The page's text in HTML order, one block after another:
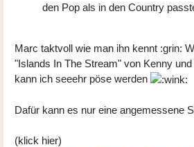
den Pop als in den Country
Marc taktvoll wie man ihn kennt :grin:
"Islands In The Stream" von Kenny
kann ich seeehr pöse werden
Dafür kann es nur eine angemessene
(klick hier)